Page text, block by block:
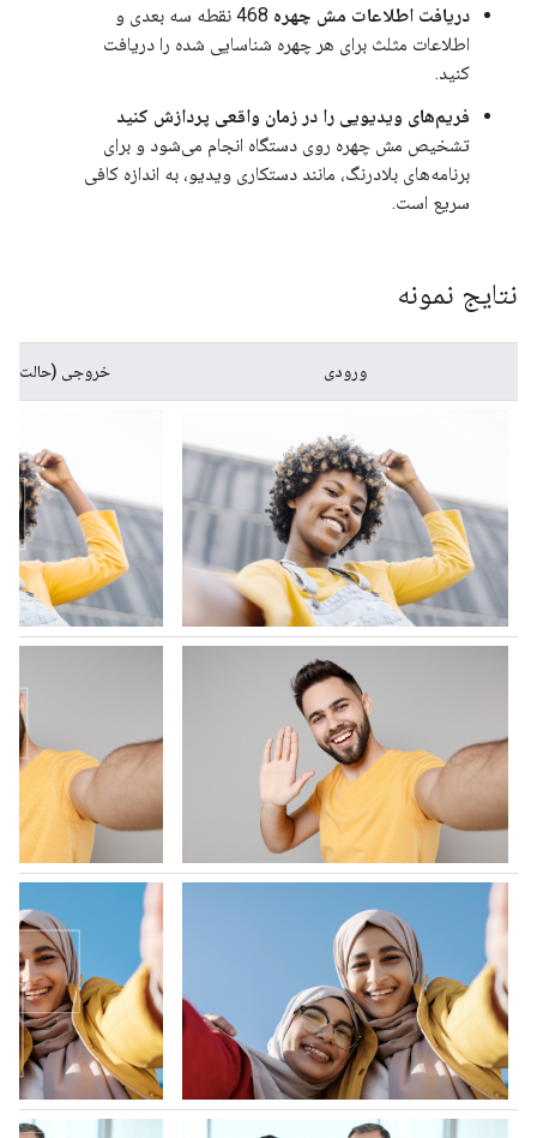
دریافت اطلاعات مش چهره
468 نقطه سه بعدی و
اطلاعات مثلث برای هر چهره شناسایی شده را دریافت
کنید.
فریم‌های ویدیویی را در زمان واقعی پردازش کنید
تشخیص مش چهره روی دستگاه انجام می‌شود و برای
برنامه‌های بلادرنگ، مانند دستکاری ویدیو، به اندازه کافی
سریع است.
نتایج نمونه
ورودی خروجی (حالت